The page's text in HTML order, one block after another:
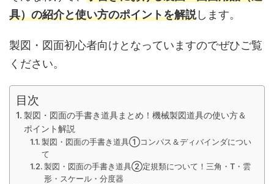
具）の紹介と使い方のポイントを解説します。
製図・図面初心者向けとなっていますのでぜひご覧
ください。
目次
製図・図面の手書き道具まとめ！機械製図道具の使い方＆
ポイント解説
製図・図面の手書き道具➀コンパス＆ディバインダについ
て
製図・図面の手書き道具②定規類について！三角・T・雲
形・スケール・分度器